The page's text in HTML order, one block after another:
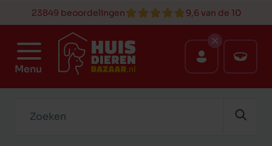
23849 beoordelingen 9,6 van de 10
Menu